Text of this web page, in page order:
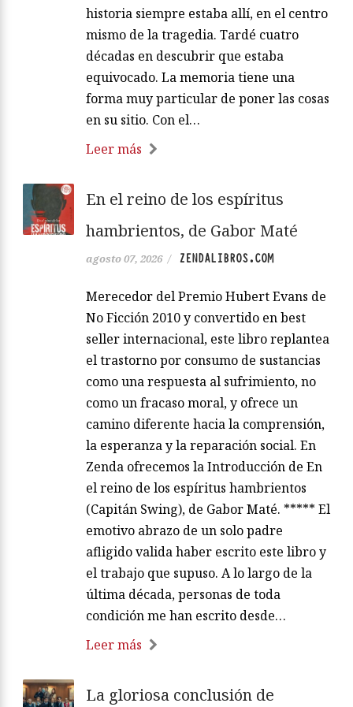
historia siempre estaba allí, en el centro
mismo de la tragedia. Tardé cuatro
décadas en descubrir que estaba
equivocado. La memoria tiene una
forma muy particular de poner las cosas
en su sitio. Con el…
Leer más
En el reino de los espíritus
hambrientos, de Gabor Maté
agosto 07, 2026 / ZENDALIBROS.COM
Merecedor del Premio Hubert Evans de
No Ficción 2010 y convertido en best
seller internacional, este libro replantea
el trastorno por consumo de sustancias
como una respuesta al sufrimiento, no
como un fracaso moral, y ofrece un
camino diferente hacia la comprensión,
la esperanza y la reparación social. En
Zenda ofrecemos la Introducción de En
el reino de los espíritus hambrientos
(Capitán Swing), de Gabor Maté. ***** El
emotivo abrazo de un solo padre
afligido valida haber escrito este libro y
el trabajo que supuso. A lo largo de la
última década, personas de toda
condición me han escrito desde…
Leer más
La gloriosa conclusión de